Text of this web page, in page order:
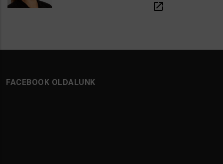
open_in_new
FACEBOOK OLDALUNK